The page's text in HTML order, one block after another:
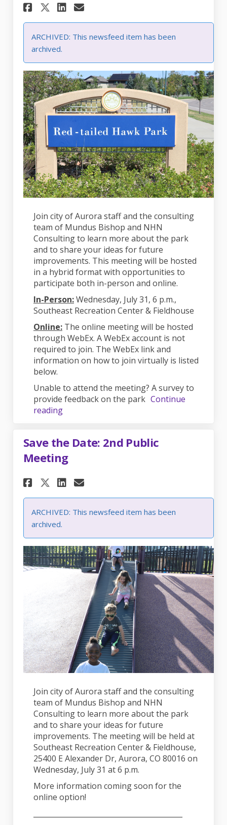
Share Red-tailed Hawk Park
Share Red-tailed Hawk
Share Red-tailed Hawk
Email Red-tailed
ARCHIVED: This newsfeed item has been
archived.
Join city of Aurora staff and the consulting
team of Mundus Bishop and NHN
Consulting to learn more about the park
and to share your ideas for future
improvements. This meeting will be hosted
in a hybrid format with opportunities to
participate both in-person and online.
In-Person:Wednesday, July 31, 6 p.m.,
Southeast Recreation Center & Fieldhouse
Online: The online meeting will be hosted
through WebEx. A WebEx account is not
required to join. The WebEx link and
information on how to join virtually is listed
below.
Unable to attend the meeting? A survey to
provide feedback on the park Continue
reading
Save the Date: 2nd Public
Meeting
Share Save the Date: 2nd
Share Save the Date: 2nd
Share Save the Date:
Email Save the Date:
ARCHIVED: This newsfeed item has been
archived.
Join city of Aurora staff and the consulting
team of Mundus Bishop and NHN
Consulting to learn more about the park
and to share your ideas for future
improvements. The meeting will be held at
Southeast Recreation Center & Fieldhouse,
25400 E Alexander Dr, Aurora, CO 80016 on
Wednesday, July 31 at 6 p.m.
More information coming soon for the
online option!